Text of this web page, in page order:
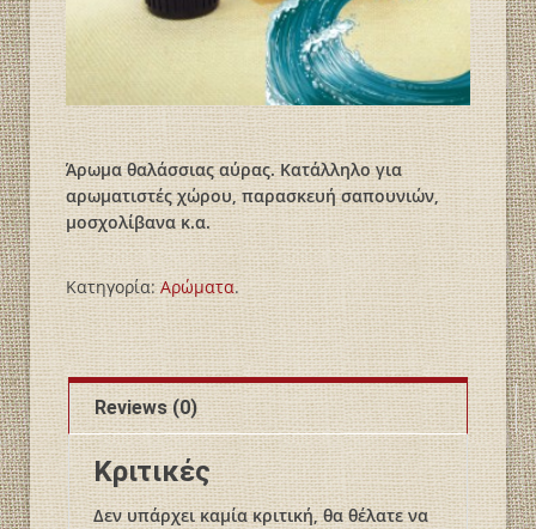
Άρωμα θαλάσσιας αύρας. Κατάλληλο για
αρωματιστές χώρου, παρασκευή σαπουνιών,
μοσχολίβανα κ.α.
Κατηγορία:Αρώματα.
Reviews (0)
Κριτικές
Δεν υπάρχει καμία κριτική, θα θέλατε να